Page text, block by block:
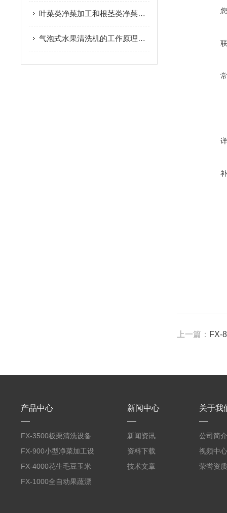
叶菜类净菜加工和根茎类净菜加工这个两种模式的区别是什么？
气泡式水果清洗机的工作原理及操作中要求介绍
上一篇： FX-
产品中心
FX-3500板栗清洗设备
全自动气泡清洗机
FX-900小型净菜加工设
备野菜清洗机
FX-4000花生毛豆玉米
蒸煮漂烫机
FX-1000全自动果蔬漂
新闻中心
新闻资讯
资料下载
技术文章
关于我
公司简介
视频中心
荣誉资质